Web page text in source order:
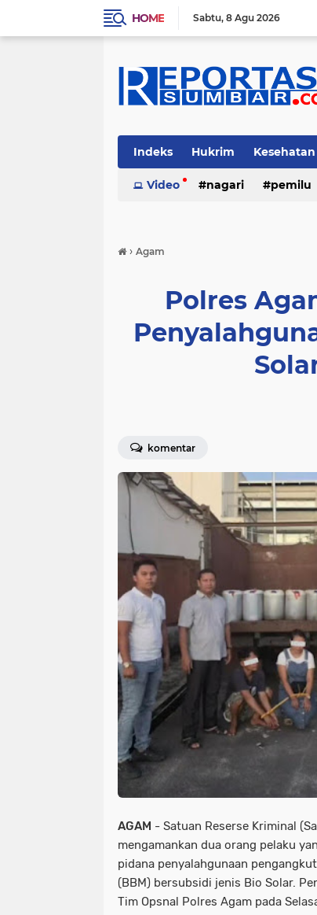
HOME Sabtu 8 Agu 2026
Indeks Hukrim Kesehatan
Video nagari pemilu
› Agam
Polres
komentar
AGAM - Satuan Reserse Kriminal
mengamankan dua orang pelaku
pidana penyalahgunaan
(BBM) bersubsidi jenis Bio Solar.
Tim Opsnal Polres Agam pada